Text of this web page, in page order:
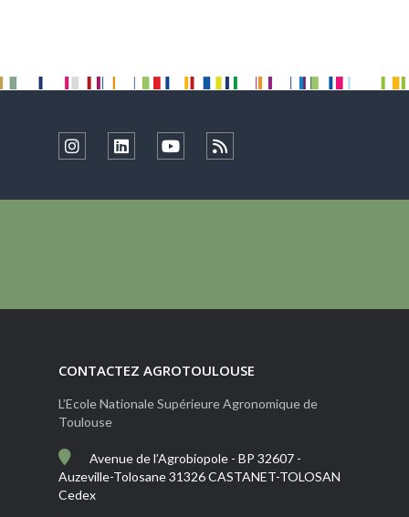
CONTACTEZ AGROTOULOUSE
L’Ecole Nationale Supérieure Agronomique de
Toulouse
Avenue de l’Agrobiopole - BP 32607 -
Auzeville-Tolosane 31326 CASTANET-TOLOSAN
Cedex